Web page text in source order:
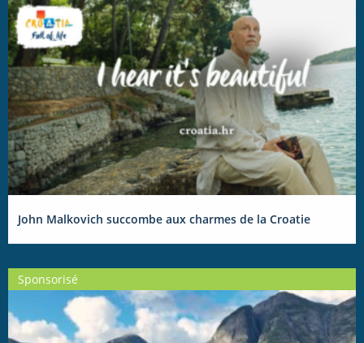
John Malkovich succombe aux charmes de la Croatie
Sponsorisé